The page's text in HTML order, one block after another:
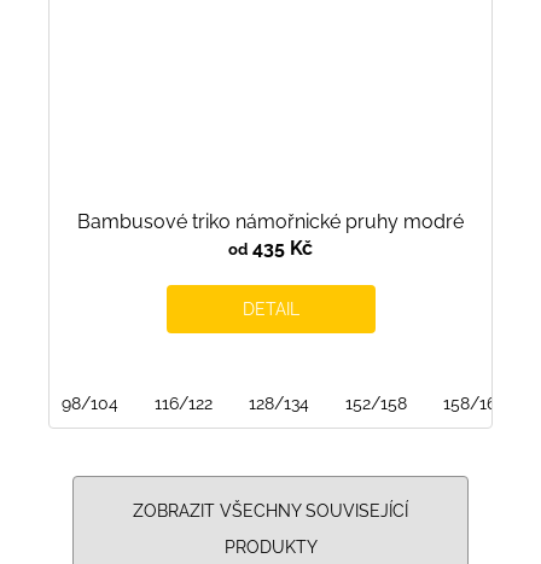
Bambusové triko námořnické pruhy modré
od 435 Kč
DETAIL
98/104 116/122 128/134 152/158 158/164
ZOBRAZIT VŠECHNY SOUVISEJÍCÍ
PRODUKTY